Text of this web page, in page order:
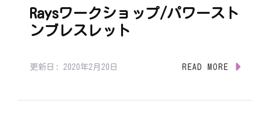
Raysワークショップ/パワースト
ンブレスレット
更新日: 2020年2月20日 READ MORE